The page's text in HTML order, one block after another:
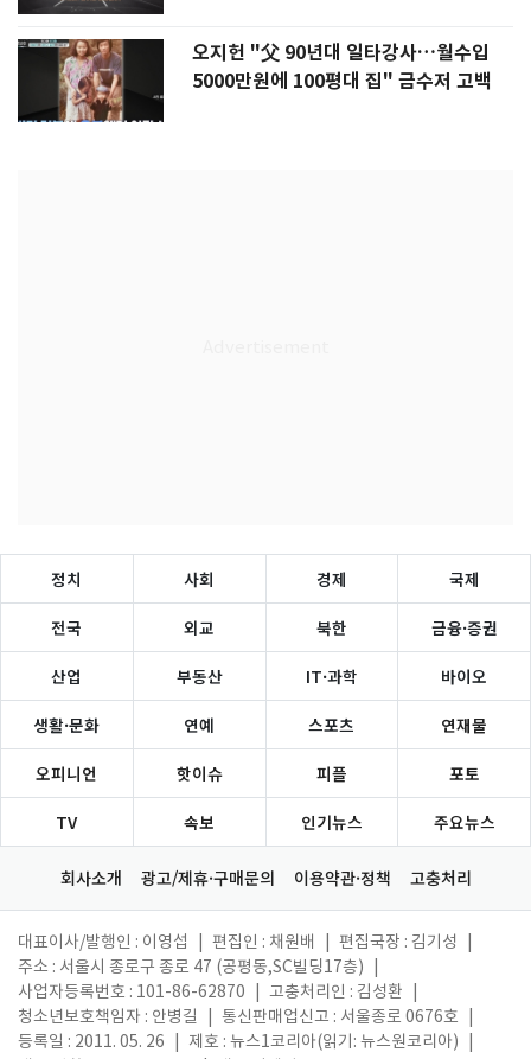
오지헌 "父 90년대 일타강사…월수입
5000만원에 100평대 집" 금수저 고백
정치 사회 경제 국제
전국 외교 북한 금융·증권
산업 부동산 IT·과학 바이오
생활·문화 연예 스포츠 연재물
오피니언 핫이슈 피플 포토
TV 속보 인기뉴스 주요뉴스
회사소개 광고/제휴·구매문의 이용약관·정책 고충처리
대표이사/발행인 : 이영섭 편집인 : 채원배 편집국장 : 김기성
주소 : 서울시 종로구 종로 47 (공평동,SC빌딩17층)
사업자등록번호 : 101-86-62870
고충처리인 : 김성환
청소년보호책임자 : 안병길
통신판매업신고 : 서울종로 0676호
등록일 : 2011. 05. 26
제호 : 뉴스1코리아(읽기: 뉴스원코리아)